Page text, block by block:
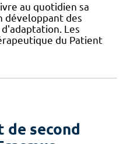
au quotidien sa
développant des
Les
du Patient
de second